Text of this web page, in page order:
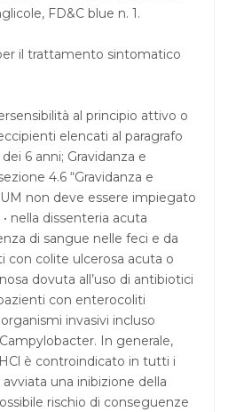
FD&C blue n. 1.
il trattamento sintomatico
al principio attivo o
elencati al paragrafo
6 anni; Gravidanza e
4.6 “Gravidanza e
non deve essere impiegato
nella dissenteria acuta
di sangue nelle feci e da
con colite ulcerosa acuta o
dovuta all’uso di antibiotici
con enterocoliti
invasivi incluso
In generale,
è controindicato in tutti i
una inibizione della
rischio di conseguenze